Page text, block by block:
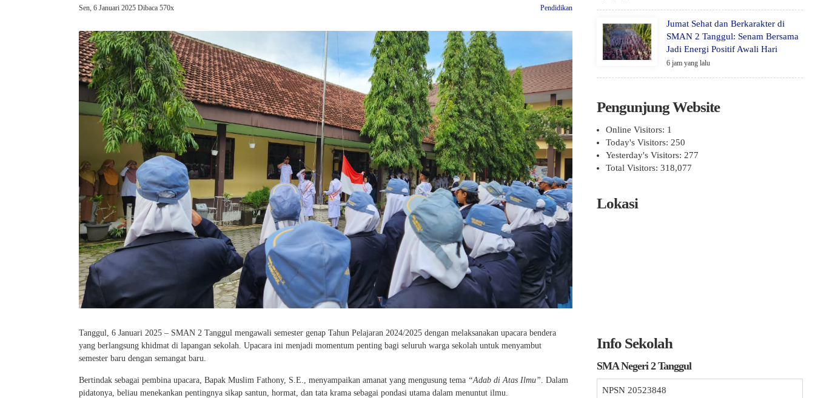
Sen, 6 Januari 2025 Dibaca 570x Pendidikan
Tanggul, 6 Januari 2025 – SMAN 2 Tanggul mengawali semester genap Tahun Pelajaran 2024/2025 dengan melaksanakan upacara bendera
yang berlangsung khidmat di lapangan sekolah. Upacara ini menjadi momentum penting bagi seluruh warga sekolah untuk menyambut
semester baru dengan semangat baru.
Bertindak sebagai pembina upacara, Bapak Muslim Fathony, S.E., menyampaikan amanat yang mengusung tema “Adab di Atas Ilmu” . Dalam
pidatonya, beliau menekankan pentingnya sikap santun, hormat, dan tata krama sebagai pondasi utama dalam menuntut ilmu.
Jumat Sehat dan Berkarakter di
SMAN 2 Tanggul: Senam Bersama
Jadi Energi Positif Awali Hari
6 jam yang lalu
Pengunjung Website
Online Visitors: 1
Today's Visitors: 250
Yesterday's Visitors: 277
Total Visitors: 318,077
Lokasi
Info Sekolah
SMA Negeri 2 Tanggul
NPSN 20523848